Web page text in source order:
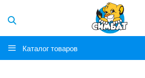
Каталог товаров